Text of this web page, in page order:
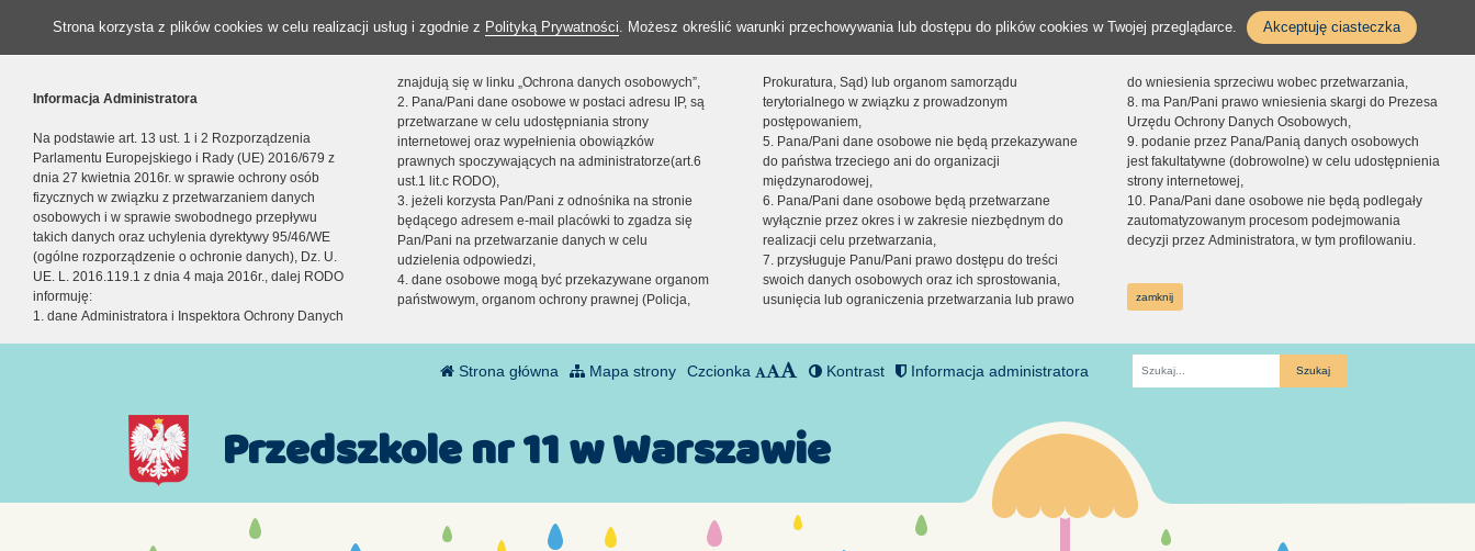
Strona korzysta z plików cookies w celu realizacji usług i zgodnie z Polityką Prywatności. Możesz określić warunki przechowywania lub dostępu do plików cookies w Twojej przeglądarce. Akceptuję ciasteczka
Informacja Administratora
Na podstawie art. 13 ust. 1 i 2 Rozporządzenia
Parlamentu Europejskiego i Rady (UE) 2016/679 z
dnia 27 kwietnia 2016r. w sprawie ochrony osób
fizycznych w związku z przetwarzaniem danych
osobowych i w sprawie swobodnego przepływu
takich danych oraz uchylenia dyrektywy 95/46/WE
(ogólne rozporządzenie o ochronie danych), Dz. U.
UE. L. 2016.119.1 z dnia 4 maja 2016r., dalej RODO
informuję:
1. dane Administratora i Inspektora Ochrony Danych
znajdują się w linku „Ochrona danych osobowych”,
2. Pana/Pani dane osobowe w postaci adresu IP, są
przetwarzane w celu udostępniania strony
internetowej oraz wypełnienia obowiązków
prawnych spoczywających na administratorze(art.6
ust.1 lit.c RODO),
3. jeżeli korzysta Pan/Pani z odnośnika na stronie
będącego adresem e-mail placówki to zgadza się
Pan/Pani na przetwarzanie danych w celu
udzielenia odpowiedzi,
4. dane osobowe mogą być przekazywane organom
państwowym, organom ochrony prawnej (Policja,
Prokuratura, Sąd) lub organom samorządu
terytorialnego w związku z prowadzonym
postępowaniem,
5. Pana/Pani dane osobowe nie będą przekazywane
do państwa trzeciego ani do organizacji
międzynarodowej,
6. Pana/Pani dane osobowe będą przetwarzane
wyłącznie przez okres i w zakresie niezbędnym do
realizacji celu przetwarzania,
7. przysługuje Panu/Pani prawo dostępu do treści
swoich danych osobowych oraz ich sprostowania,
usunięcia lub ograniczenia przetwarzania lub prawo
do wniesienia sprzeciwu wobec przetwarzania,
8. ma Pan/Pani prawo wniesienia skargi do Prezesa
Urzędu Ochrony Danych Osobowych,
9. podanie przez Pana/Panią danych osobowych
jest fakultatywne (dobrowolne) w celu udostępnienia
strony internetowej,
10. Pana/Pani dane osobowe nie będą podlegały
zautomatyzowanym procesom podejmowania
decyzji przez Administratora, w tym profilowaniu.
zamknij
Strona główna Mapa strony Czcionka Kontrast Informacja administratora
Fraza
Przedszkole nr 11 w Warszawie